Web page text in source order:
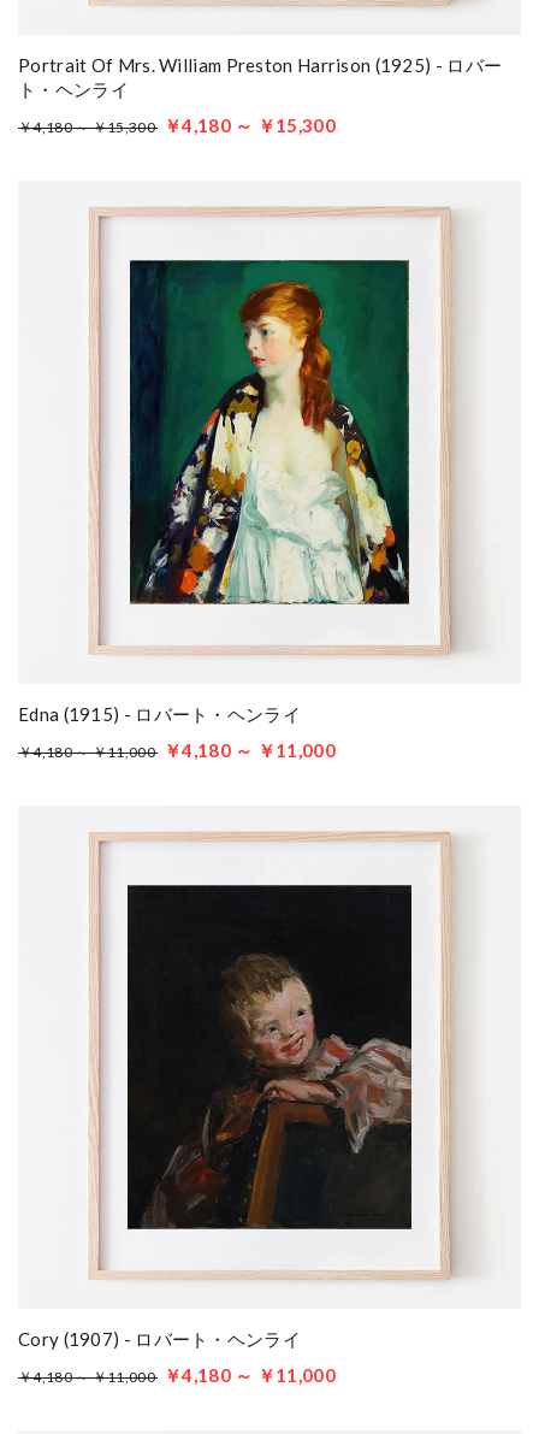
Portrait Of Mrs. William Preston Harrison (1925) - ロバー
ト・ヘンライ
￥4,180 ～ ￥15,300 ￥4,180 ～ ￥15,300
Edna (1915) - ロバート・ヘンライ
￥4,180 ～ ￥11,000 ￥4,180 ～ ￥11,000
Cory (1907) - ロバート・ヘンライ
￥4,180 ～ ￥11,000 ￥4,180 ～ ￥11,000